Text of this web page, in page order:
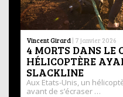
Vincent Girard | 7 janvier 2026
4 MORTS DANS LE
HÉLICOPTÈRE
SLACKLINE
Aux Etats-Unis, un
avant de s’écraser …